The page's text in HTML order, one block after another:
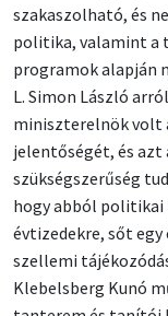
szakaszolható, és
politika, valamint a
programok alapján
L. Simon László
miniszterelnök volt
jelentőségét, és azt
szükségszerűség
hogy abból politikai
évtizedekre, sőt egy
szellemi
Klebelsberg Kunó